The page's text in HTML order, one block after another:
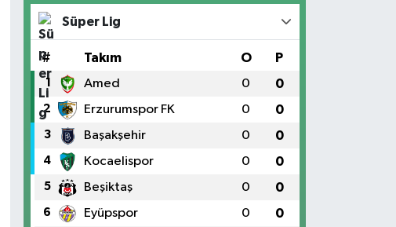
Süper Lig
# Takım O P
1 Amed 0 0
2 Erzurumspor FK 0 0
3 Başakşehir 0 0
4 Kocaelispor 0 0
5 Beşiktaş 0 0
6 Eyüpspor 0 0